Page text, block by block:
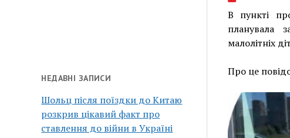
НЕДАВНІ ЗАПИСИ
Шольц після поїздки до Китаю
розкрив цікавий факт про
ставлення до війни в Україні
В пункті
планувала
малолітніх
Про це